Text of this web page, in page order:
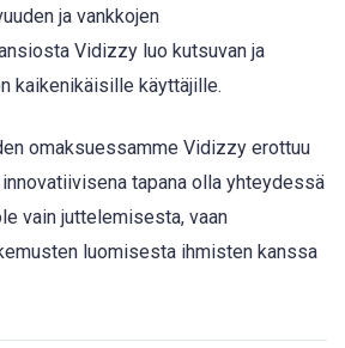
ja vankkojen
Vidizzy luo kutsuvan ja
kaikenikäisille käyttäjille.
omaksuessamme Vidizzy erottuu
tapana olla yhteydessä
vain juttelemisesta, vaan
luomisesta ihmisten kanssa